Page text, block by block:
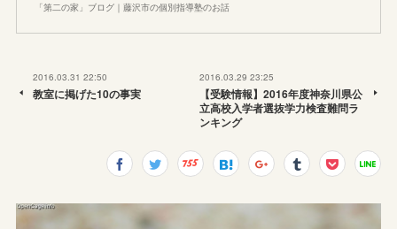
「第二の家」ブログ｜藤沢市の個別指導塾のお話
2016.03.31 22:50
教室に掲げた10の事実
2016.03.29 23:25
【受験情報】2016年度神奈川県公
立高校入学者選抜学力検査難問ラ
ンキング